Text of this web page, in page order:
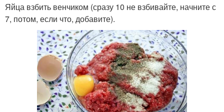
Яйца взбить венчиком (сразу 10 не взбивайте, начните с
7, потом, если что, добавите).